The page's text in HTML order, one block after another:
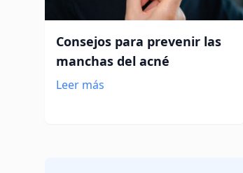
Consejos para prevenir las
manchas del acné
Leer más